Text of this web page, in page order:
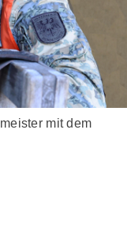
mit dem